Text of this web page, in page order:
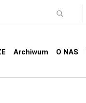
Archiwum O NAS